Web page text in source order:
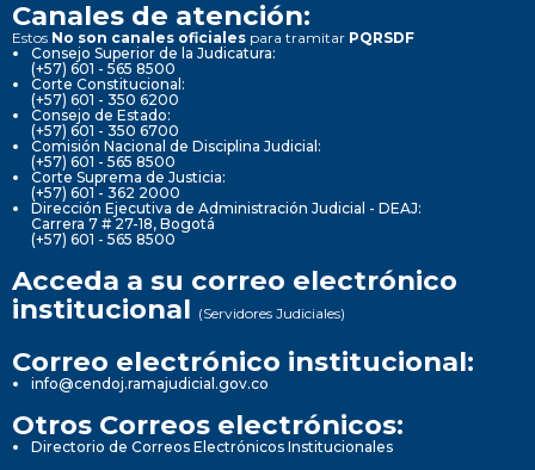
Canales de atención:
Estos No son canales oficiales para tramitar PQRSDF
Consejo Superior de la Judicatura:
(+57) 601 - 565 8500
Corte Constitucional:
(+57) 601 - 350 6200
Consejo de Estado:
(+57) 601 - 350 6700
Comisión Nacional de Disciplina Judicial:
(+57) 601 - 565 8500
Corte Suprema de Justicia:
(+57) 601 - 362 2000
Dirección Ejecutiva de Administración Judicial - DEAJ:
Carrera 7 # 27-18, Bogotá
(+57) 601 - 565 8500
Acceda a su correo electrónico
institucional (Servidores Judiciales)
Correo electrónico institucional:
info@cendoj.ramajudicial.gov.co
Otros Correos electrónicos:
Directorio de Correos Electrónicos Institucionales